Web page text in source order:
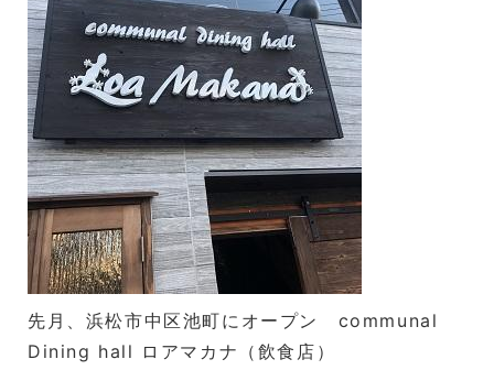
先月、浜松市中区池町にオープン communal
Dining hall ロアマカナ（飲食店）